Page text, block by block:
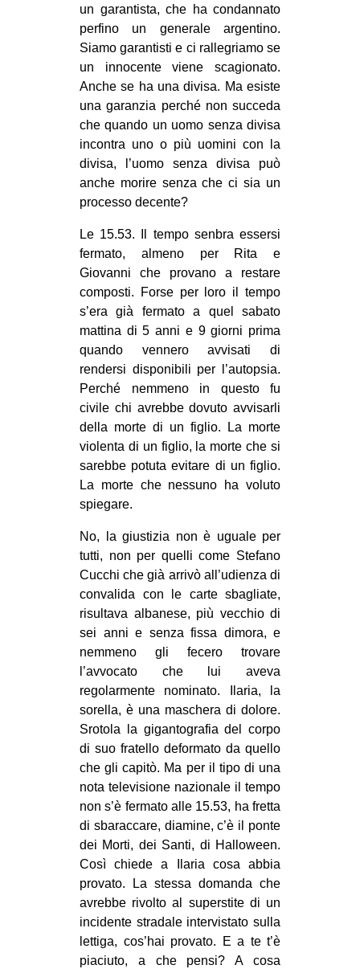
un garantista, che ha condannato
perfino un generale argentino.
Siamo garantisti e ci rallegriamo se
un innocente viene scagionato.
Anche se ha una divisa. Ma esiste
una garanzia perché non succeda
che quando un uomo senza divisa
incontra uno o più uomini con la
divisa, l’uomo senza divisa può
anche morire senza che ci sia un
processo decente?
Le 15.53. Il tempo senbra essersi
fermato, almeno per Rita e
Giovanni che provano a restare
composti. Forse per loro il tempo
s’era già fermato a quel sabato
mattina di 5 anni e 9 giorni prima
quando vennero avvisati di
rendersi disponibili per l’autopsia.
Perché nemmeno in questo fu
civile chi avrebbe dovuto avvisarli
della morte di un figlio. La morte
violenta di un figlio, la morte che si
sarebbe potuta evitare di un figlio.
La morte che nessuno ha voluto
spiegare.
No, la giustizia non è uguale per
tutti, non per quelli come Stefano
Cucchi che già arrivò all’udienza di
convalida con le carte sbagliate,
risultava albanese, più vecchio di
sei anni e senza fissa dimora, e
nemmeno gli fecero trovare
l’avvocato che lui aveva
regolarmente nominato. Ilaria, la
sorella, è una maschera di dolore.
Srotola la gigantografia del corpo
di suo fratello deformato da quello
che gli capitò. Ma per il tipo di una
nota televisione nazionale il tempo
non s’è fermato alle 15.53, ha fretta
di sbaraccare, diamine, c’è il ponte
dei Morti, dei Santi, di Halloween.
Così chiede a Ilaria cosa abbia
provato. La stessa domanda che
avrebbe rivolto al superstite di un
incidente stradale intervistato sulla
lettiga, cos’hai provato. E a te t’è
piaciuto, a che pensi? A cosa